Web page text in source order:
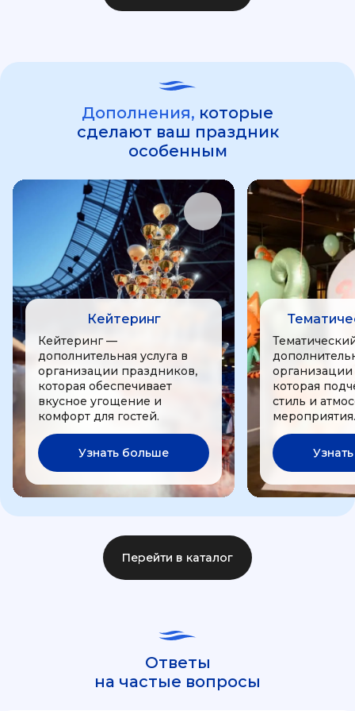
Дополнения, которые
сделают ваш праздник
особенным
Кейтеринг
Кейтеринг —
дополнительная услуга в
организации праздников,
которая обеспечивает
вкусное угощение и
комфорт для гостей.
Узнать больше
которая
стиль и
мероприятия.
Перейти в каталог
Ответы
на частые вопросы